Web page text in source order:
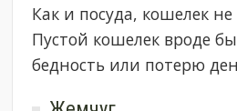
Как и посуда, кошелек
Пустой кошелек вроде
бедность или потерю